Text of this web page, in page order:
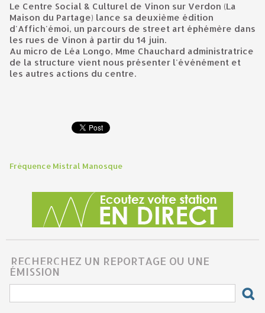
Le Centre Social & Culturel de Vinon sur Verdon (La
Maison du Partage) lance sa deuxième édition
d'Affich'émoi, un parcours de street art éphémère dans
les rues de Vinon à partir du 14 juin.
Au micro de Léa Longo, Mme Chauchard administratrice
de la structure vient nous présenter l'événément et
les autres actions du centre.
Fréquence Mistral Manosque
RECHERCHEZ UN REPORTAGE OU UNE
ÉMISSION